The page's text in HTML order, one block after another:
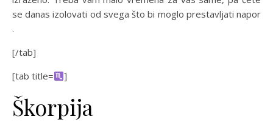
se danas izolovati od svega što bi moglo prestavljati napor
.
[/tab]
[tab title=
]
Škorpija